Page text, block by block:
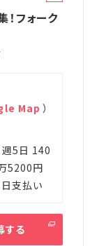
！フォーク
Map ）
5日 140
5200円
支払い
する